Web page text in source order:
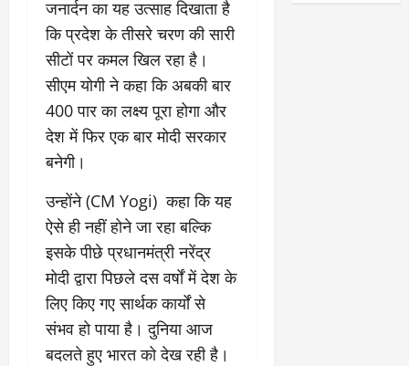
जनार्दन का यह उत्साह दिखाता है
कि प्रदेश के तीसरे चरण की सारी
सीटों पर कमल खिल रहा है।
सीएम योगी ने कहा कि अबकी बार
400 पार का लक्ष्य पूरा होगा और
देश में फिर एक बार मोदी सरकार
बनेगी।
उन्होंने (CM Yogi) कहा कि यह
ऐसे ही नहीं होने जा रहा बल्कि
इसके पीछे प्रधानमंत्री नरेंद्र
मोदी द्वारा पिछले दस वर्षों में देश के
लिए किए गए सार्थक कार्यों से
संभव हो पाया है। दुनिया आज
बदलते हुए भारत को देख रही है।